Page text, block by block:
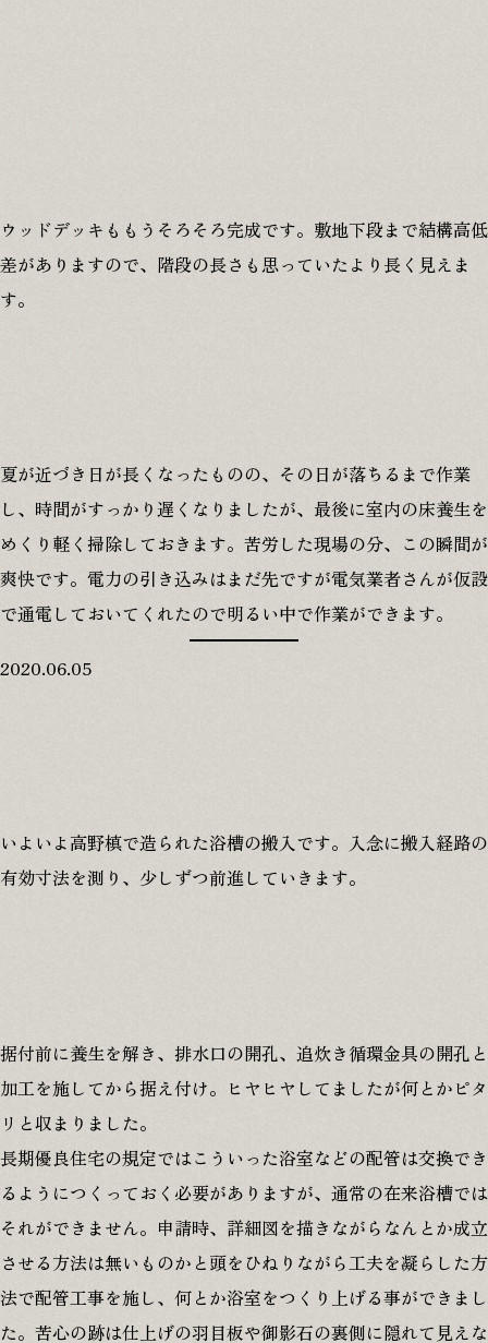
ウッドデッキももうそろそろ完成です。敷地下段まで結構高低
差がありますので、階段の長さも思っていたより長く見えま
す。
夏が近づき日が長くなったものの、その日が落ちるまで作業
し、時間がすっかり遅くなりましたが、最後に室内の床養生を
めくり軽く掃除しておきます。苦労した現場の分、この瞬間が
爽快です。電力の引き込みはまだ先ですが電気業者さんが仮設
で通電しておいてくれたので明るい中で作業ができます。
2020.06.05
いよいよ高野槙で造られた浴槽の搬入です。入念に搬入経路の
有効寸法を測り、少しずつ前進していきます。
据付前に養生を解き、排水口の開孔、追炊き循環金具の開孔と
加工を施してから据え付け。ヒヤヒヤしてましたが何とかピタ
リと収まりました。
長期優良住宅の規定ではこういった浴室などの配管は交換でき
るようにつくっておく必要がありますが、通常の在来浴槽では
それができません。申請時、詳細図を描きながらなんとか成立
させる方法は無いものかと頭をひねりながら工夫を凝らした方
法で配管工事を施し、何とか浴室をつくり上げる事ができまし
た。苦心の跡は仕上げの羽目板や御影石の裏側に隠れて見えな